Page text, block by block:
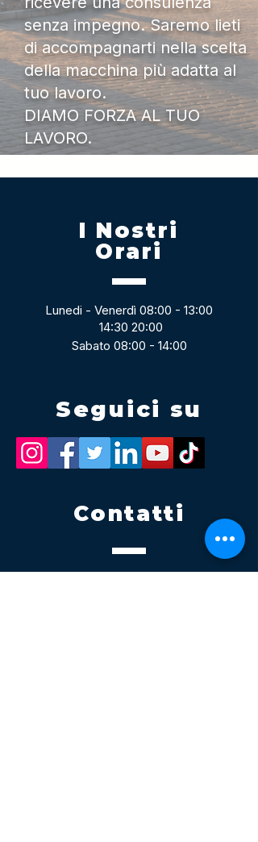
senza impegno. Saremo lieti
di accompagnarti nella scelta
della macchina più adatta al
tuo lavoro.
DIAMO FORZA AL TUO
LAVORO.
I Nostri
Orari
Lunedi - Venerdì 08:00 - 13:00
14:30 20:00
Sabato 08:00 - 14:00
Seguici su
Contatti